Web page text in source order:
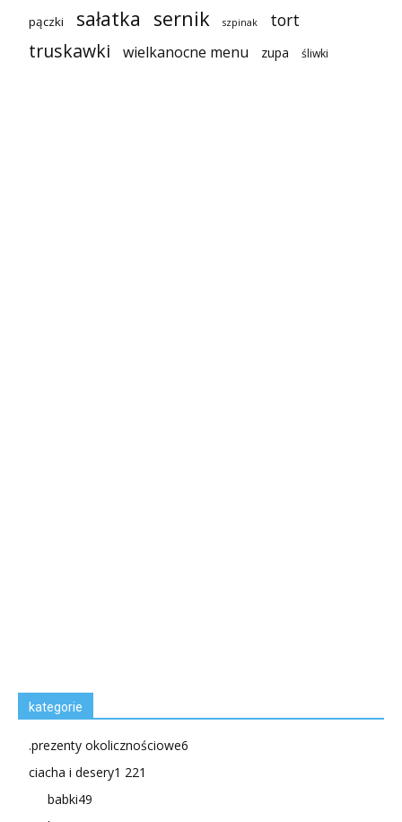
pączki sałatka sernik szpinak tort
truskawki wielkanocne menu zupa śliwki
kategorie
.prezenty okolicznościowe6
ciacha i desery1 221
babki49